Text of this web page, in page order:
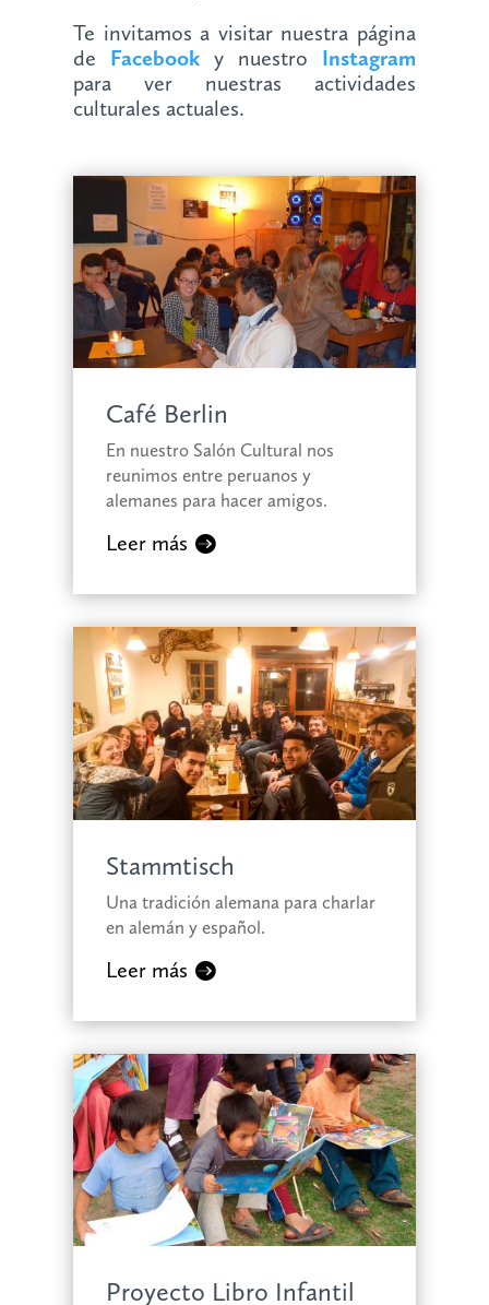
Te invitamos a visitar nuestra página
de Facebook y nuestro Instagram
para ver nuestras actividades
culturales actuales.
Café Berlin
En nuestro Salón Cultural nos
reunimos entre peruanos y
alemanes para hacer amigos.
Leer más
Stammtisch
Una tradición alemana para charlar
en alemán y español.
Leer más
Proyecto Libro Infantil